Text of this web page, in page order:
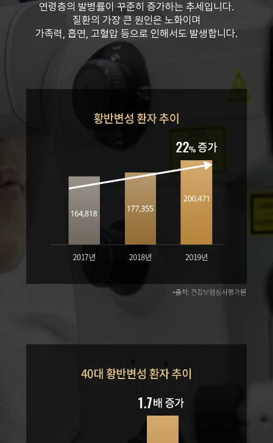
연령층의 발병률이 꾸준히 증가하는 추세입니다.
질환의 가장 큰 원인은 노화이며
가족력, 흡연, 고혈압 등으로 인해서도 발생합니다.